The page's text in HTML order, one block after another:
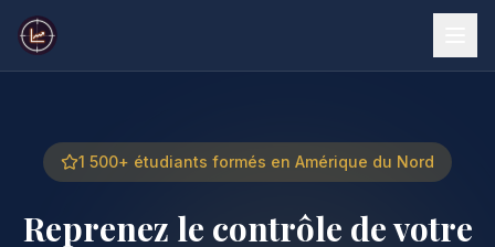
1 500+ étudiants formés en Amérique du Nord
Reprenez le contrôle de votre